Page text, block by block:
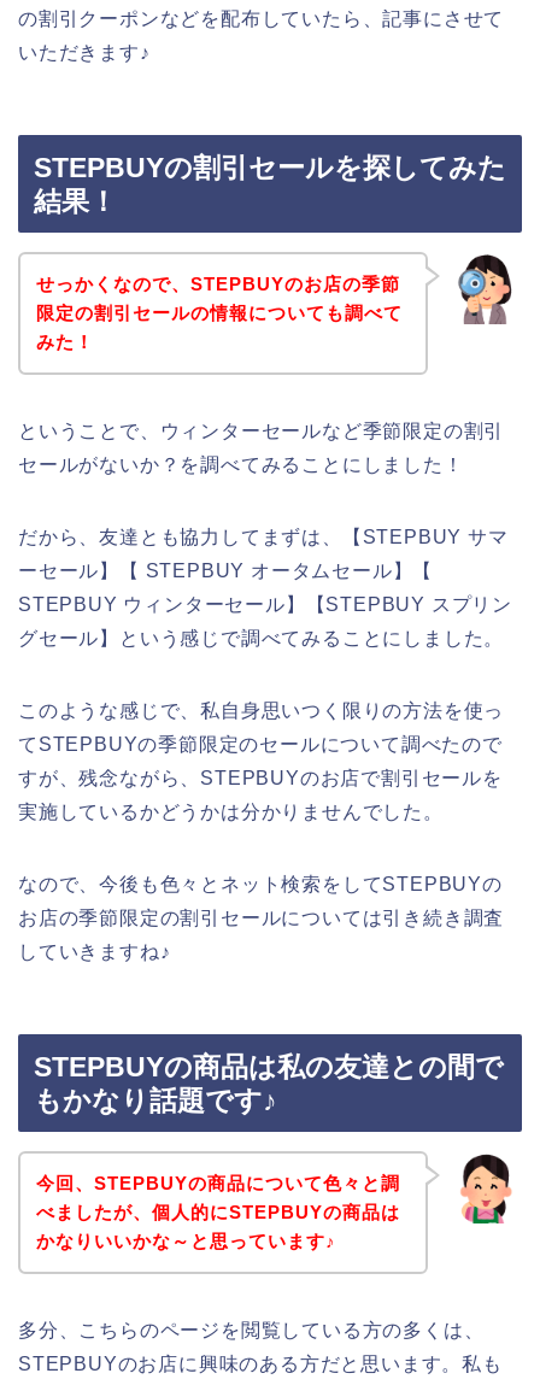
の割引クーポンなどを配布していたら、記事にさせて
いただきます♪
STEPBUYの割引セールを探してみた
結果！
せっかくなので、STEPBUYのお店の季節
限定の割引セールの情報についても調べて
みた！
ということで、ウィンターセールなど季節限定の割引
セールがないか？を調べてみることにしました！
だから、友達とも協力してまずは、【STEPBUY サマ
ーセール】【 STEPBUY オータムセール】【
STEPBUY ウィンターセール】【STEPBUY スプリン
グセール】という感じで調べてみることにしました。
このような感じで、私自身思いつく限りの方法を使っ
てSTEPBUYの季節限定のセールについて調べたので
すが、残念ながら、STEPBUYのお店で割引セールを
実施しているかどうかは分かりませんでした。
なので、今後も色々とネット検索をしてSTEPBUYの
お店の季節限定の割引セールについては引き続き調査
していきますね♪
STEPBUYの商品は私の友達との間で
もかなり話題です♪
今回、STEPBUYの商品について色々と調
べましたが、個人的にSTEPBUYの商品は
かなりいいかな～と思っています♪
多分、こちらのページを閲覧している方の多くは、
STEPBUYのお店に興味のある方だと思います。私も